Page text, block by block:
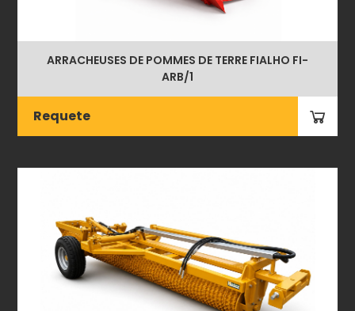
ARRACHEUSES DE POMMES DE TERRE FIALHO FI-
ARB/1
Requete